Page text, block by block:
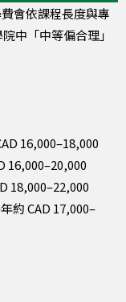
會依課程長度與專
中「中等偏合理」
16,000–18,000
16,000–20,000
18,000–22,000
年約 CAD 17,000–